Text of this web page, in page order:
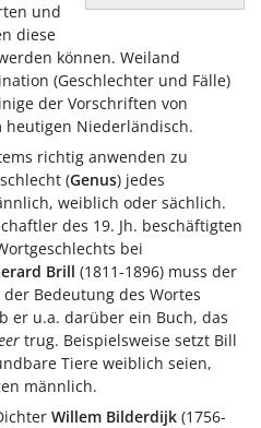
und
diese
können. Weiland
(Geschlechter und Fälle)
der Vorschriften von
heutigen Niederländisch.
richtig anwenden zu
(Genus) jedes
weiblich oder sächlich.
des 19. Jh. beschäftigten
bei
Brill (1811-1896) muss der
Bedeutung des Wortes
er u.a. darüber ein Buch, das
trug. Beispielsweise setzt Bill
Tiere weiblich seien,
männlich.
Willem Bilderdijk (1756-